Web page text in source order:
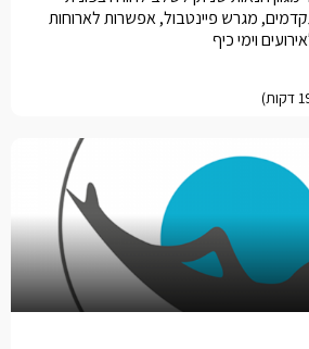
מגרש פיינטבול, אפשרות לארוחות
וימי כיף